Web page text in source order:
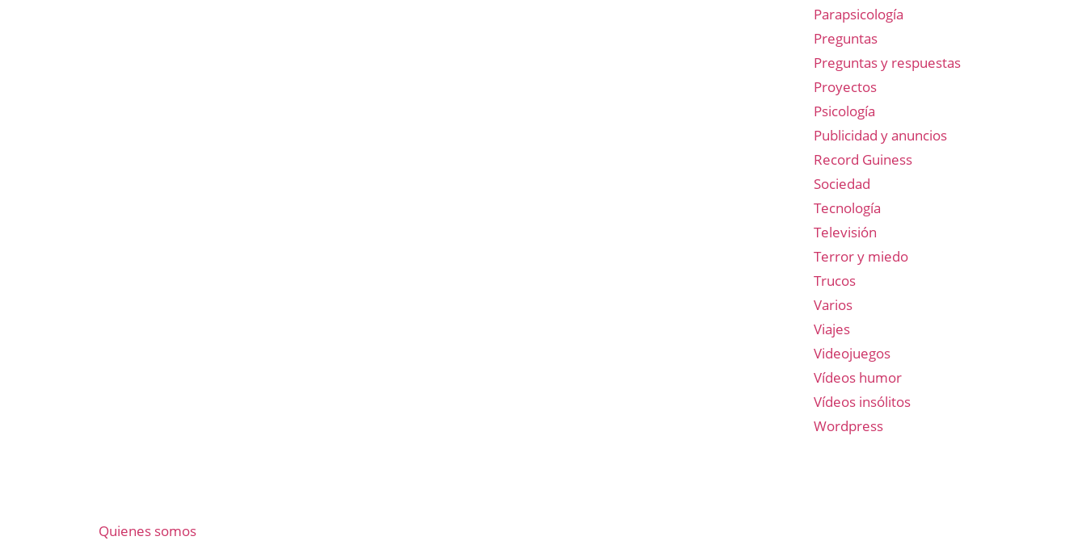
Parapsicología
Preguntas
Preguntas y respuestas
Proyectos
Psicología
Publicidad y anuncios
Record Guiness
Sociedad
Tecnología
Televisión
Terror y miedo
Trucos
Varios
Viajes
Videojuegos
Vídeos humor
Vídeos insólitos
Wordpress
Quienes somos